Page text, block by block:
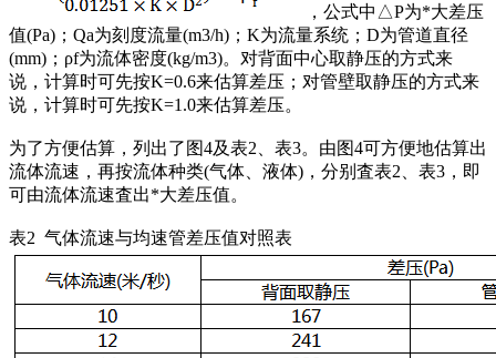
，公式中△P为*大差压
值(Pa)；Qa为刻度流量(m3/h)；K为流量系统；D为管道直径
(mm)；ρf为流体密度(kg/m3)。对背面中心取静压的方式来
说，计算时可先按K=0.6来估算差压；对管壁取静压的方式来
说，计算时可先按K=1.0来估算差压。
为了方便估算，列出了图4及表2、表3。由图4可方便地估算出
流体流速，再按流体种类(气体、液体)，分别査表2、表3，即
可由流体流速査出*大差压值。
表2 气体流速与均速管差压值对照表